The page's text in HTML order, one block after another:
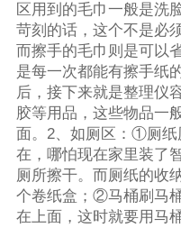
区用到的毛巾一般是洗
苛刻的话，这个不是必
而擦手的毛巾则是可以
是每一次都能有擦手纸
后，接下来就是整理仪
胶等用品，这些物品一
面。2、如厕区：①厕纸
在，哪怕现在家里装了
厕所擦干。而厕纸的收
个卷纸盒；②马桶刷马
在上面，这时就要用马